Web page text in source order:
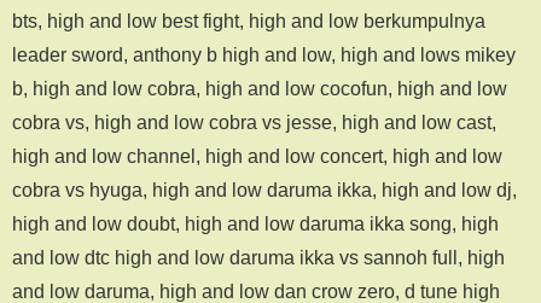
bts, high and low best fight, high and low berkumpulnya
leader sword, anthony b high and low, high and lows mikey
b, high and low cobra, high and low cocofun, high and low
cobra vs, high and low cobra vs jesse, high and low cast,
high and low channel, high and low concert, high and low
cobra vs hyuga, high and low daruma ikka, high and low dj,
high and low doubt, high and low daruma ikka song, high
and low dtc high and low daruma ikka vs sannoh full, high
and low daruma, high and low dan crow zero, d tune high